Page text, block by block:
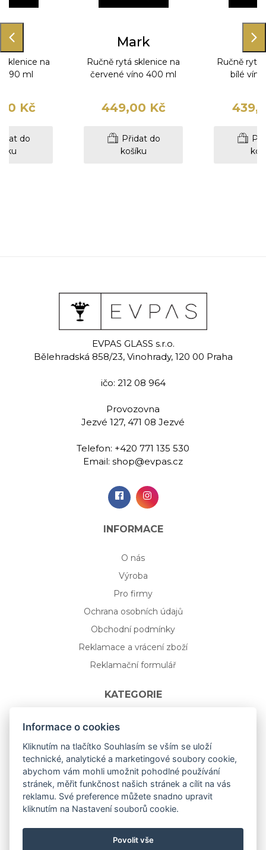
sklenice na
390 ml
Kč
do
Mark
Ručně rytá sklenice na
červené víno 400 ml
449,00 Kč
Přidat do
košíku
Ručně rytá
bílé
Glory
Ručně rytá sklenice na
vodu 590 ml
Přidat do
EVPAS GLASS s.r.o.
Bělehradská 858/23, Vinohrady, 120 00 Praha
ičo: 212 08 964
Provozovna
Jezvé 127, 471 08 Jezvé
Telefon: +420 771 135 530
Email: shop@evpas.cz
INFORMACE
O nás
Výroba
Pro firmy
Ochrana osobních údajů
Obchodní podmínky
Reklamace a vrácení zboží
Reklamační formulář
KATEGORIE
Nápojové sklo
Bydlení
Dárkový poukaz na míru
Mystery box
Kolekce
NOVÁ rozkvetlá KOLEKCE 🌸🌼
Informace o cookies
Kliknutím na tlačítko Souhlasím se vším se uloží
technické, analytické a marketingové soubory cookie,
abychom vám mohli umožnit pohodlné používání
stránek, měřit funkčnost našich stránek a cílit na vás
reklamu. Své preference můžete snadno upravit
kliknutím na Nastavení souborů cookie.
Povolit vše